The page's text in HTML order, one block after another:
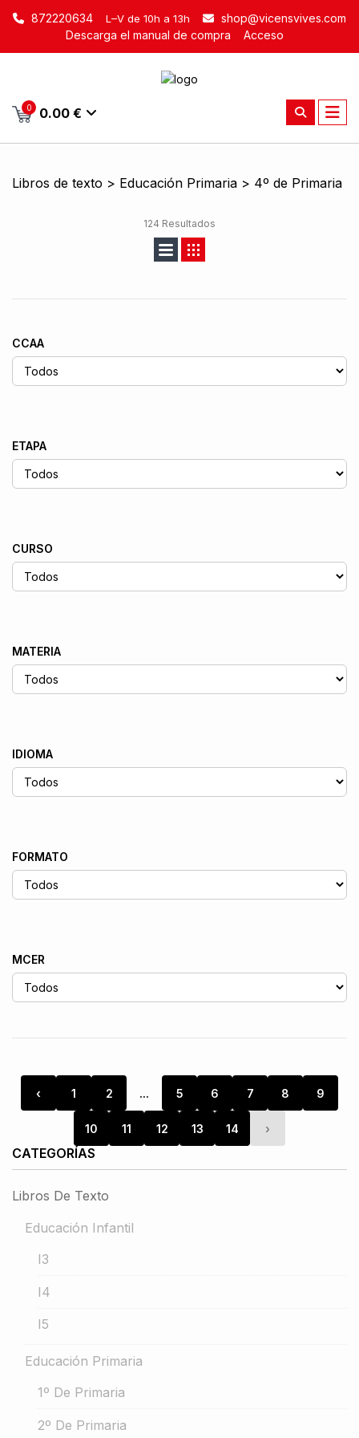
872220634 L–V de 10h a 13h
shop@vicensvives.com
Descarga el manual de compra
Acceso
0 0.00 €
Libros de texto > Educación Primaria > 4º de Primaria
124 Resultados
CCAA
ETAPA
CURSO
MATERIA
IDIOMA
FORMATO
MCER
‹ 1 2 ... 5 6 7 8 9
10 11 12 13 14 ›
CATEGORÍAS
Libros De Texto
Educación Infantil
I3
I4
I5
Educación Primaria
1º De Primaria
2º De Primaria